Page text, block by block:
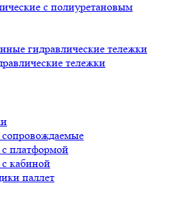
с полиуретановым
гидравлические тележки
тележки
платформой
кабиной
паллет